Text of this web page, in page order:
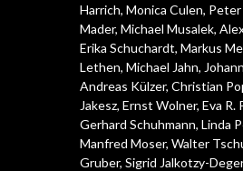
Harrich, Monica Culen, Peter
Mader, Michael Musalek,
Erika Schuchardt, Markus
Lethen, Michael Jahn,
Andreas Külzer, Christian
Jakesz, Ernst Wolner, Eva R.
Gerhard Schuhmann, Linda
Manfred Moser, Walter
Gruber, Sigrid Jalkotzy-Deger